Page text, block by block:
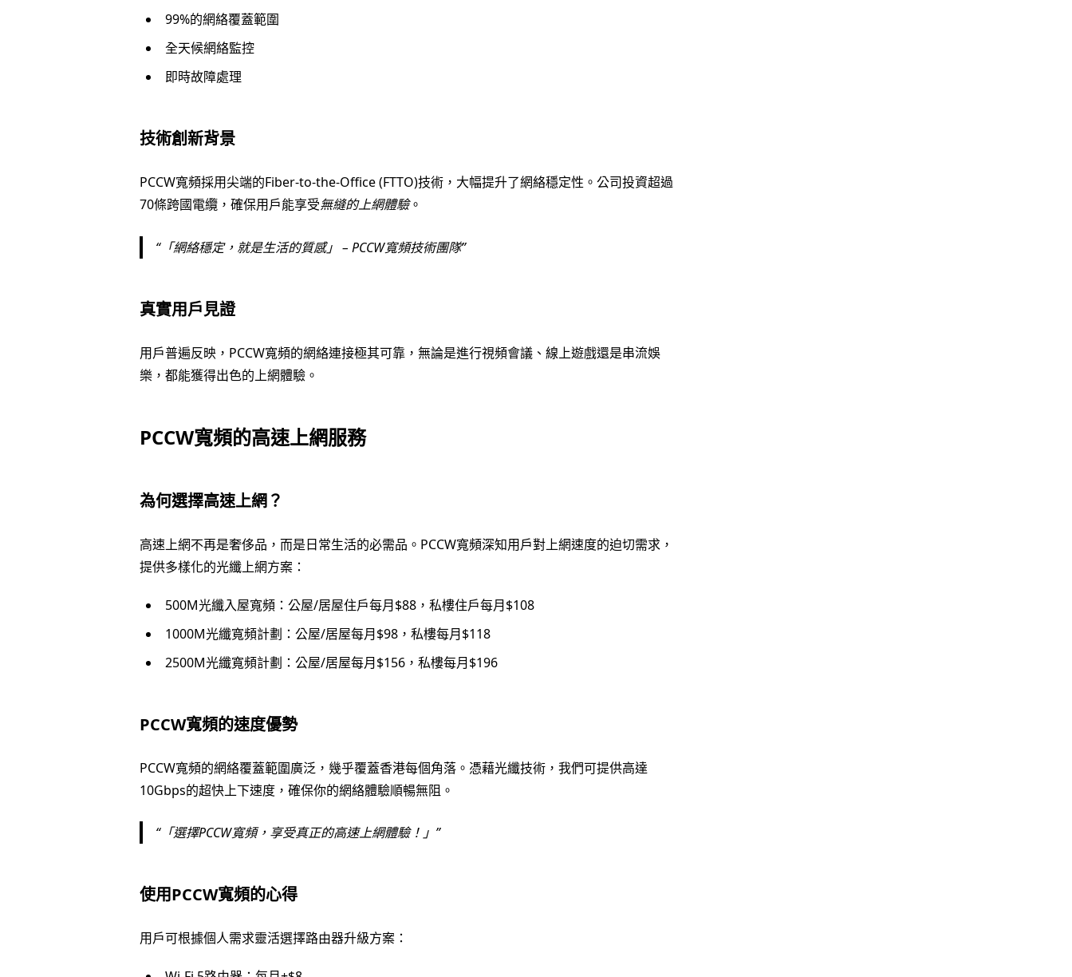
99%的網絡覆蓋範圍
全天候網絡監控
即時故障處理
技術創新背景
PCCW寬頻採用尖端的Fiber-to-the-Office (FTTO)技術，大幅提升了網絡穩定性。公司投資超過
70條跨國電纜，確保用戶能享受無縫的上網體驗。
「網絡穩定，就是生活的質感」 – PCCW寬頻技術團隊
真實用戶見證
用戶普遍反映，PCCW寬頻的網絡連接極其可靠，無論是進行視頻會議、線上遊戲還是串流娛
樂，都能獲得出色的上網體驗。
PCCW寬頻的高速上網服務
為何選擇高速上網？
高速上網不再是奢侈品，而是日常生活的必需品。PCCW寬頻深知用戶對上網速度的迫切需求，
提供多樣化的光纖上網方案：
500M光纖入屋寬頻：公屋/居屋住戶每月$88，私樓住戶每月$108
1000M光纖寬頻計劃：公屋/居屋每月$98，私樓每月$118
2500M光纖寬頻計劃：公屋/居屋每月$156，私樓每月$196
PCCW寬頻的速度優勢
PCCW寬頻的網絡覆蓋範圍廣泛，幾乎覆蓋香港每個角落。憑藉光纖技術，我們可提供高達
10Gbps的超快上下速度，確保你的網絡體驗順暢無阻。
「選擇PCCW寬頻，享受真正的高速上網體驗！」
使用PCCW寬頻的心得
用戶可根據個人需求靈活選擇路由器升級方案：